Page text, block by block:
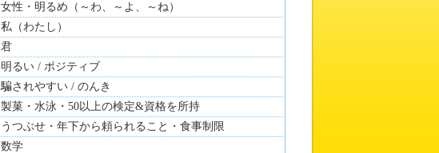
女性・明るめ（～わ、～よ、～ね）
私（わたし）
君
明るい / ポジティブ
騙されやすい / のんき
製菓・水泳・50以上の検定&資格を所持
うつぶせ・年下から頼られること・食事制限
数学